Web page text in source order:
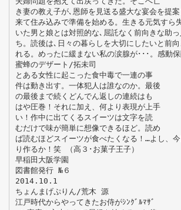
き妻の教え子が､恩師を見送る盛大な宴会を提案
来て住み込みで準備を始める。生きる元気すら
いた男と娘とは対照的な､屈託なく前向きな助っ
ち。読後は､日々の暮らしを大切にしたいと前
れる。めったに緩まない私の涙腺が･･･。感動保
蜜蜂のデザート/拓未司
とある女性に起こった食中毒で一連の事
件は動き出す。一体犯人は誰なのか。最後
の最後まで続くどんでん返しの連続はも
はや圧巻！それに加え、何より表現が上手
い！作中に出てくるスイーツは文字を読
むだけで味が簡単に想像できるほど。読め
ば読むほどスイーツが食べたくなる！…よし、
り作るか！笑 （高３･お菓子王子）
早稲田大阪学園
図書館発行 №６
2014.10.1
ちょんまげぷりん/荒木 源
江戸時代からやってきたお侍がｼﾝｸﾞﾙﾏｻﾞ